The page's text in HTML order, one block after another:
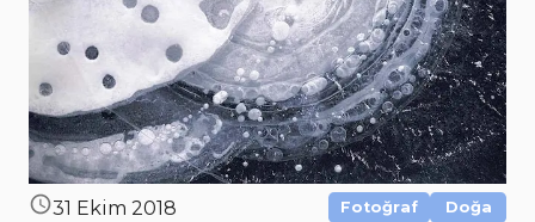
31 Ekim 2018 Fotoğraf Doğa